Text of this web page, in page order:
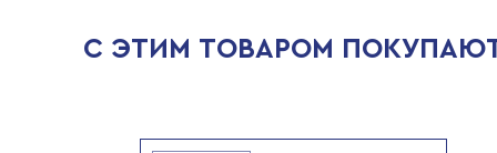
С ЭТИМ ТОВАРОМ